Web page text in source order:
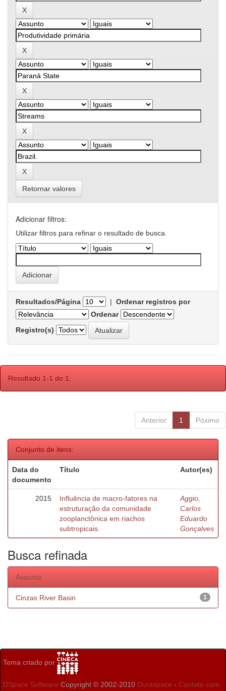
Retornar valores
Adicionar filtros:
Utilizar filtros para refinar o resultado de busca.
Resultados/Página | Ordenar registros por
Ordenar
Registro(s)
Resultado 1-1 de 1.
Anterior 1 Póximo
Conjunto de itens:
Data do
documento
Título Autor(es)
2015
Influência de macro-fatores na
estruturação da comunidade
zooplanctônica em riachos
subtropicais.
Aggio,
Carlos
Eduardo
Gonçalves
Busca refinada
Assunto
1
Cinzas River Basin
Tema criado por
DSpace Software Copyright © 2002-2010 Duraspace - Contato com